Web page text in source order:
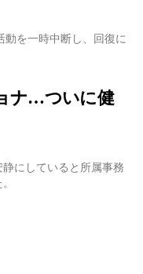
動を一時中断し、回復に
ナ…ついに健
にしていると所属事務